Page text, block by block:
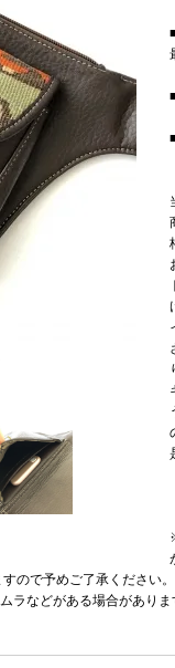
ので予めご了承ください。
などがある場合があり